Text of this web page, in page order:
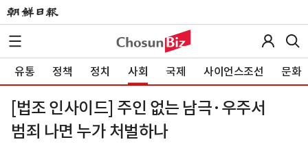
유통 정책 정치 사회 국제 사이언스조선 문화
[법조 인사이드] 주인 없는 남극·우주서
범죄 나면 누가 처벌하나